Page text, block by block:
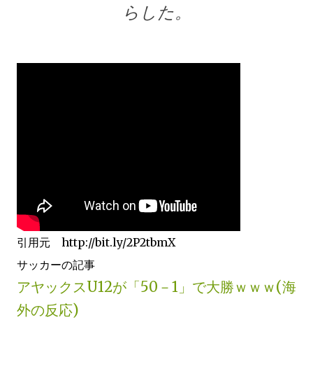
らした。
引用元 http://bit.ly/2P2tbmX
サッカーの記事
アヤックスU12が「50－1」で大勝ｗｗｗ(海
外の反応)